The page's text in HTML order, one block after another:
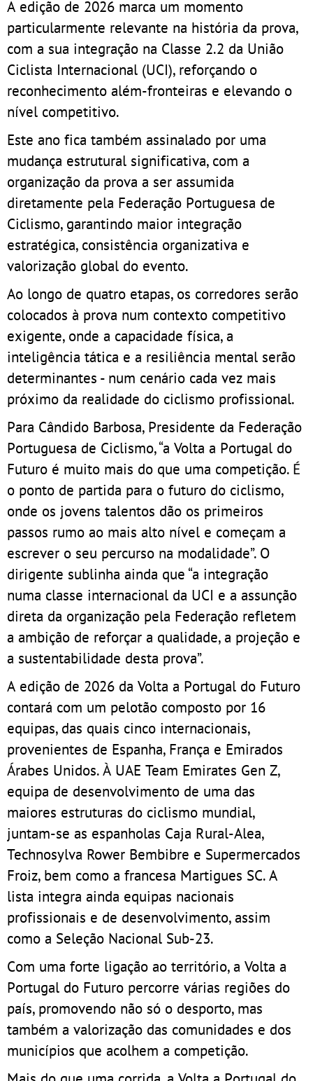
A edição de 2026 marca um momento
particularmente relevante na história da prova,
com a sua integração na Classe 2.2 da União
Ciclista Internacional (UCI), reforçando o
reconhecimento além-fronteiras e elevando o
nível competitivo.
Este ano fica também assinalado por uma
mudança estrutural significativa, com a
organização da prova a ser assumida
diretamente pela Federação Portuguesa de
Ciclismo, garantindo maior integração
estratégica, consistência organizativa e
valorização global do evento.
Ao longo de quatro etapas, os corredores serão
colocados à prova num contexto competitivo
exigente, onde a capacidade física, a
inteligência tática e a resiliência mental serão
determinantes - num cenário cada vez mais
próximo da realidade do ciclismo profissional.
Para Cândido Barbosa, Presidente da Federação
Portuguesa de Ciclismo, “a Volta a Portugal do
Futuro é muito mais do que uma competição. É
o ponto de partida para o futuro do ciclismo,
onde os jovens talentos dão os primeiros
passos rumo ao mais alto nível e começam a
escrever o seu percurso na modalidade”. O
dirigente sublinha ainda que “a integração
numa classe internacional da UCI e a assunção
direta da organização pela Federação refletem
a ambição de reforçar a qualidade, a projeção e
a sustentabilidade desta prova”.
A edição de 2026 da Volta a Portugal do Futuro
contará com um pelotão composto por 16
equipas, das quais cinco internacionais,
provenientes de Espanha, França e Emirados
Árabes Unidos. À UAE Team Emirates Gen Z,
equipa de desenvolvimento de uma das
maiores estruturas do ciclismo mundial,
juntam-se as espanholas Caja Rural-Alea,
Technosylva Rower Bembibre e Supermercados
Froiz, bem como a francesa Martigues SC. A
lista integra ainda equipas nacionais
profissionais e de desenvolvimento, assim
como a Seleção Nacional Sub-23.
Com uma forte ligação ao território, a Volta a
Portugal do Futuro percorre várias regiões do
país, promovendo não só o desporto, mas
também a valorização das comunidades e dos
municípios que acolhem a competição.